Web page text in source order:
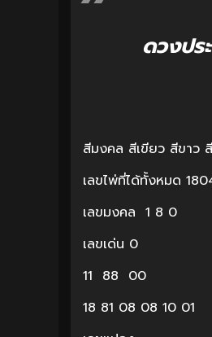
ดวงปร
สีมงคล สีเขียว สีขาว
เลขไพ่ที่ได้ทั้งหมด
เลขมงคล 1 8 0
เลขเด่น 0
11 88 00
18 81 08 08 10 01